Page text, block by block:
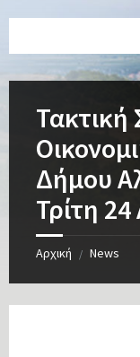
Τακτική
Δήμου
Τρίτη
Αρχική / News